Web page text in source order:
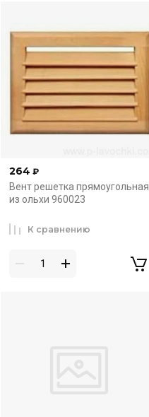
264 ₽
Вент решетка прямоугольная
из ольхи 960023
К сравнению